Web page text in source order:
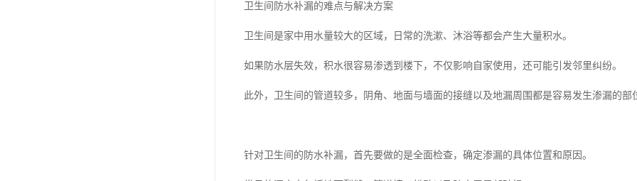
卫生间防水补漏的难点与解决方案
卫生间是家中用水量较大的区域，日常的洗漱、沐浴等都会产生大量积水。
如果防水层失效，积水很容易渗透到楼下，不仅影响自家使用，还可能引发邻里纠纷。
此外，卫生间的管道较多，阴角、地面与墙面的接缝以及地漏周围都是容易发生渗漏的部
针对卫生间的防水补漏，首先要做的是全面检查，确定渗漏的具体位置和原因。